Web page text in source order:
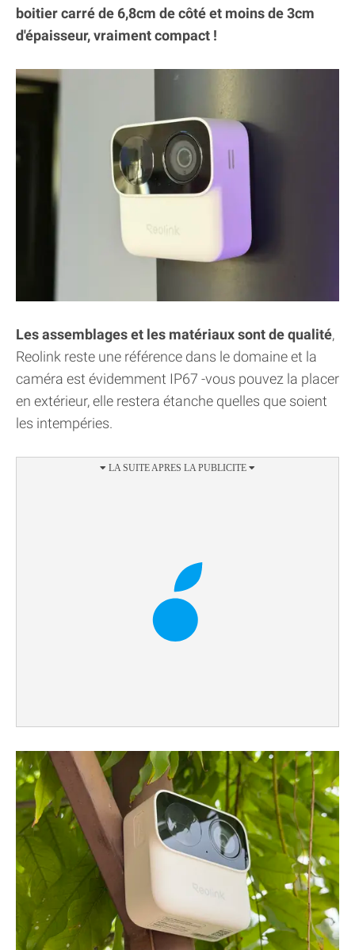
boitier carré de 6,8cm de côté et moins de 3cm
d'épaisseur, vraiment compact !
Les assemblages et les matériaux sont de qualité,
Reolink reste une référence dans le domaine et la
caméra est évidemment IP67 -vous pouvez la placer
en extérieur, elle restera étanche quelles que soient
les intempéries.